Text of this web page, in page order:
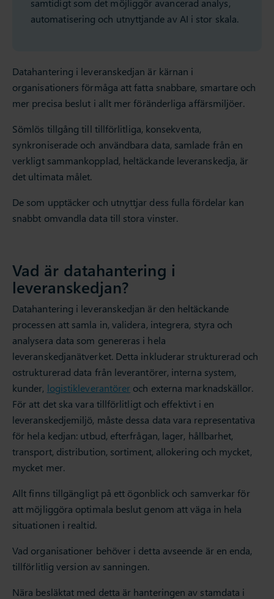
automatisering och utnyttjande av AI i stor skala.
Datahantering i leveranskedjan är kärnan i
organisationers förmåga att fatta snabbare, smartare och
mer precisa beslut i allt mer föränderliga affärsmiljöer.
Sömlös tillgång till tillförlitliga, konsekventa,
synkroniserade och användbara data, samlade från en
verkligt sammankopplad, heltäckande leveranskedja, är
det ultimata målet.
De som upptäcker och utnyttjar dess fulla fördelar kan
snabbt omvandla data till stora vinster.
Vad är datahantering i
leveranskedjan?
Datahantering i leveranskedjan är den heltäckande
processen att samla in, validera, integrera, styra och
analysera data som genereras i hela
leveranskedjanätverket. Detta inkluderar strukturerad och
ostrukturerad data från leverantörer, interna system,
kunder, logistikleverantörer och externa marknadskällor.
För att det ska vara tillförlitligt och effektivt i en
leveranskedjemiljö, måste dessa data vara representativa
för hela kedjan: utbud, efterfrågan, lager, hållbarhet,
transport, distribution, sortiment, allokering och mycket,
mycket mer.
Allt finns tillgängligt på ett ögonblick och samverkar för
att möjliggöra optimala beslut genom att väga in hela
situationen i realtid.
Vad organisationer behöver i detta avseende är en enda,
tillförlitlig version av sanningen.
Nära besläktat med detta är hanteringen av stamdata i